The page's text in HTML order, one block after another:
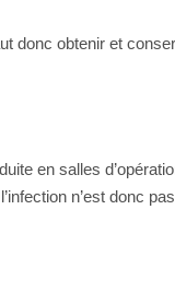
donc obtenir et
en salles
n’est donc